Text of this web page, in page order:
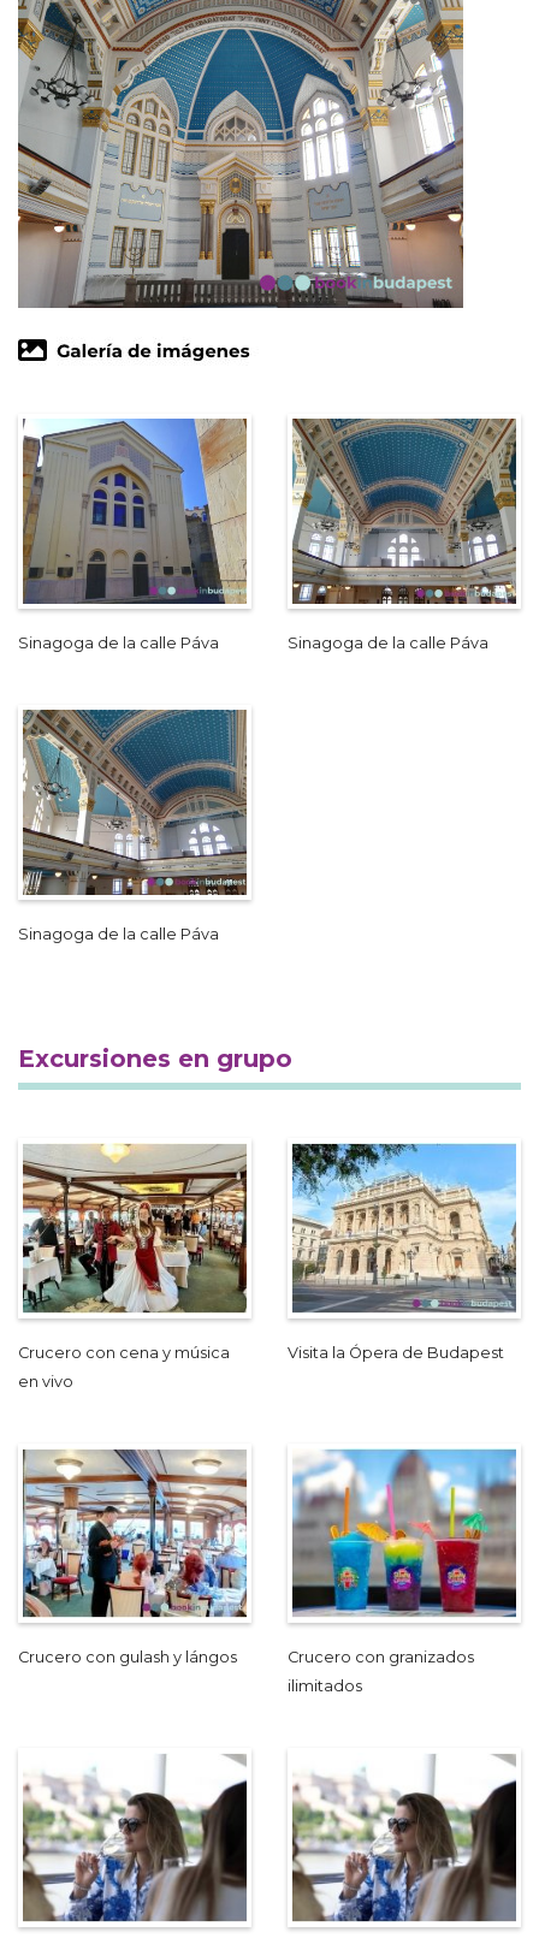
Sinagoga de la calle Páva Sinagoga de la calle Páva
Sinagoga de la calle Páva
Excursiones en grupo
Crucero con cena y música
en vivo
Visita la Ópera de Budapest
Crucero con gulash y lángos
Crucero con granizados
ilimitados